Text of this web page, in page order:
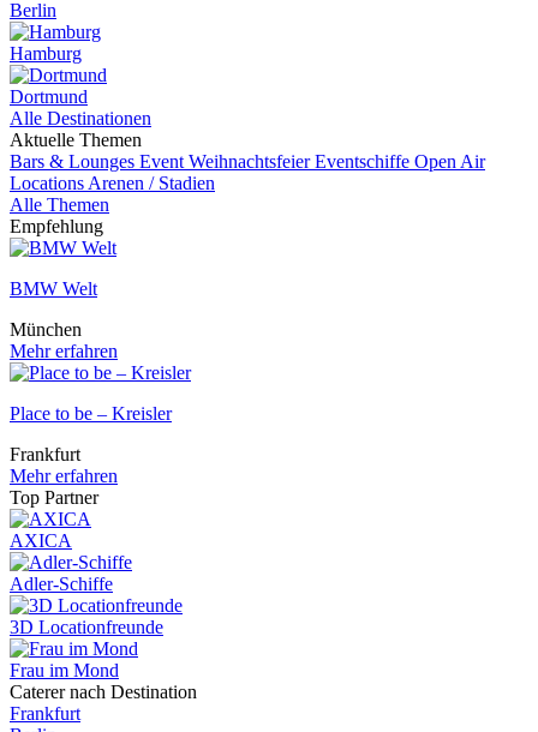
Berlin
Hamburg
Dortmund
Alle Destinationen
Aktuelle Themen
Bars & Lounges Event WeihnachtsfeierEventschiffe Open Air
Locations Arenen / Stadien
Alle Themen
Empfehlung
BMW Welt
München
Mehr erfahren
Place to be – Kreisler
Frankfurt
Mehr erfahren
Top Partner
AXICA
Adler-Schiffe
3D Locationfreunde
Frau im Mond
Caterer nach Destination
Frankfurt